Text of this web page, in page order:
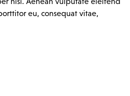
eu, consequat vitae,